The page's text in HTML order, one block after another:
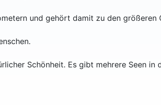
und gehört damit zu den größeren
Schönheit. Es gibt mehrere Seen